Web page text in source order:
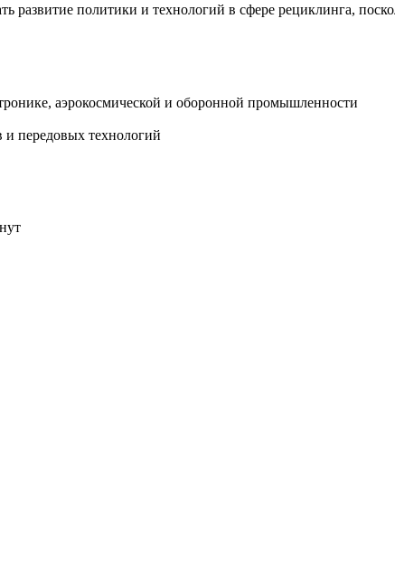
развитие политики и технологий в сфере рециклинга,
аэрокосмической и оборонной промышленности
передовых технологий